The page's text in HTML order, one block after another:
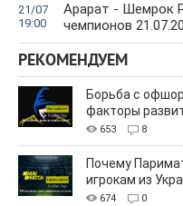
21/07
19:00
Арарат - Шемрок
чемпионов
РЕКОМЕНДУЕМ
Борьба с
факторы
653 8
Почему
игрокам из
674 0